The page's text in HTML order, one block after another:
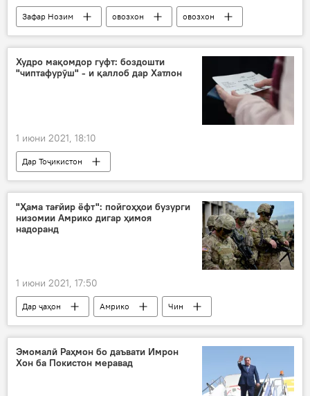
Зафар Нозим овозхон овозхон
Худро мақомдор гуфт: боздошти
"чиптафурӯш" - и қаллоб дар Хатлон
1 июни 2021, 18:10
Дар Тоҷикистон
Рӯйдод, ҷиноят ва ҳолатҳои фавқулода
ВКД
қаллоб
боздошт
"Ҳама тағйир ёфт": пойгоҳҳои бузурги
низомии Амрико дигар ҳимоя
надоранд
1 июни 2021, 17:50
Дар ҷаҳон Амрико
Чин
низомиён
Дар Русия
Эмомалӣ Раҳмон бо даъвати Имрон
Хон ба Покистон меравад